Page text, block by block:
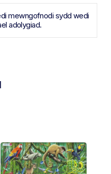
mewngofnodi sydd wedi
adolygiad.